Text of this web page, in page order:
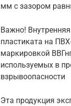
мм с зазором
Важно!
пластиката на
маркировкой
используемых в
взрывоопасности
Эта продукция